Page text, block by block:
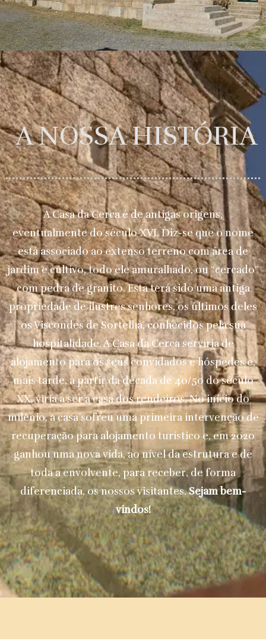
A NOSSA HISTÓRIA
A Casa da Cerca é de antigas origens,
eventualmente do século XVI. Diz-se que o nome
está associado ao extenso terreno com área de
jardim e cultivo, todo ele amuralhado, ou “cercado”
com pedra de granito. Esta terá sido uma antiga
propriedade de ilustres senhores, os últimos deles
os Viscondes de Sortelha, conhecidos pela sua
hospitalidade. A Casa da Cerca serviria de
alojamento para os seus convidados e hóspedes e,
mais tarde, a partir da década de 40/50 do século
XX, viria a ser a casa dos rendeiros. No início do
milénio, a casa sofreu uma primeira intervenção de
recuperação para alojamento turístico e, em 2020
ganhou uma nova vida, ao nível da estrutura e de
toda a envolvente, para receber, de forma
diferenciada, os nossos visitantes.Sejam bem-
vindos!